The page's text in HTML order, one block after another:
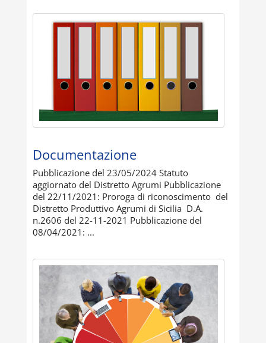
Documentazione
Pubblicazione del 23/05/2024 Statuto
aggiornato del Distretto Agrumi Pubblicazione
del 22/11/2021: Proroga di riconoscimento del
Distretto Produttivo Agrumi di Sicilia D.A.
n.2606 del 22-11-2021 Pubblicazione del
08/04/2021: ...